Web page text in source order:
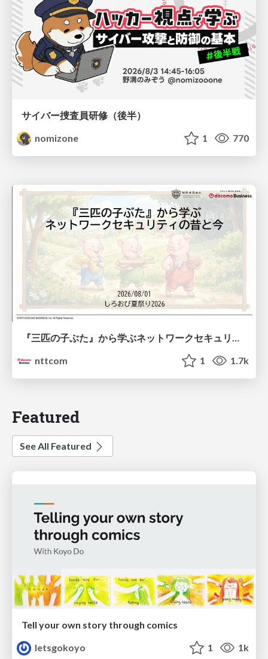
サイバー捜査員研修（後半）
nomizone
1 770
『三匹の子ぶた』から学ぶネットワークセキュリティの昔と今 / Network Security: Then and Now Through the Lens of The Three Little Pigs
nttcom
1 1.7k
Featured
See All Featured
Tell your own story through comics
letsgokoyo
1 1k